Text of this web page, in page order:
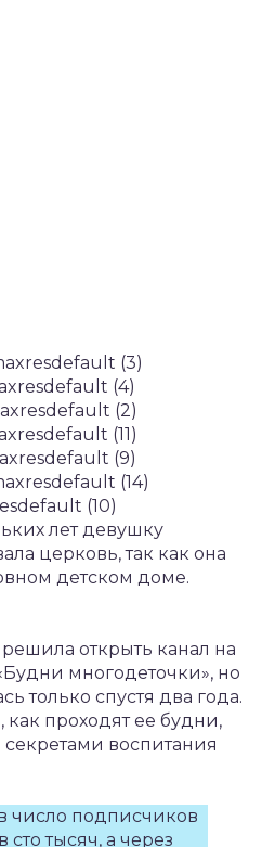
лет девушку
церковь, так как она
детском доме.
открыть канал на
многодеточки», но
только спустя два года.
проходят ее будни,
воспитания
число подписчиков
сто тысяч, а через